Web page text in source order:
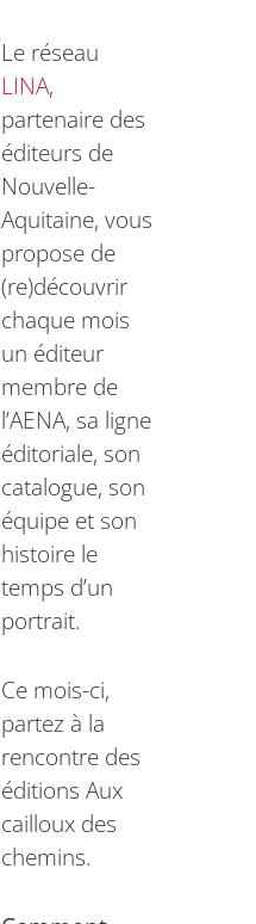
Le réseau
LINA,
partenaire des
éditeurs de
Nouvelle-
Aquitaine, vous
propose de
(re)découvrir
chaque mois
un éditeur
membre de
l’AENA, sa ligne
éditoriale, son
catalogue, son
équipe et son
histoire le
temps d’un
portrait.
Ce mois-ci,
partez à la
rencontre des
éditions Aux
cailloux des
chemins.